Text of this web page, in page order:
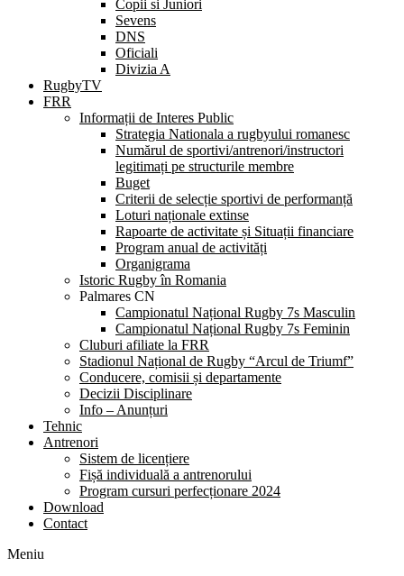
Copii si Juniori
Sevens
DNS
Oficiali
Divizia A
RugbyTV
FRR
Informații de Interes Public
Strategia Nationala a rugbyului romanesc
Numărul de sportivi/antrenori/instructori
legitimați pe structurile membre
Buget
Criterii de selecție sportivi de performanță
Loturi naționale extinse
Rapoarte de activitate și Situații financiare
Program anual de activități
Organigrama
Istoric Rugby în Romania
Palmares CN
Campionatul Național Rugby 7s Masculin
Campionatul Național Rugby 7s Feminin
Cluburi afiliate la FRR
Stadionul Național de Rugby “Arcul de Triumf”
Conducere, comisii și departamente
Decizii Disciplinare
Info – Anunțuri
Tehnic
Antrenori
Sistem de licențiere
Fișă individuală a antrenorului
Program cursuri perfecționare 2024
Download
Contact
Meniu